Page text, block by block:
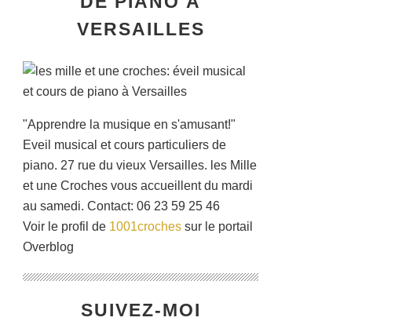
VERSAILLES
"Apprendre la musique en s'amusant!"
Eveil musical et cours particuliers de
piano. 27 rue du vieux Versailles. les Mille
et une Croches vous accueillent du mardi
au samedi. Contact: 06 23 59 25 46
Voir le profil de 1001croches sur le portail
Overblog
SUIVEZ-MOI